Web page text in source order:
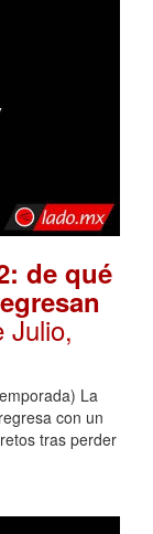
de qué
Julio,
La
con un
tras perder